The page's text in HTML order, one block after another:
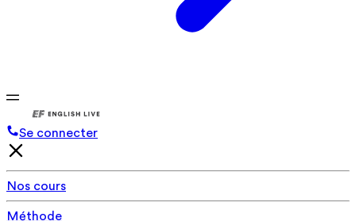
Se connecter
Nos cours
Méthode